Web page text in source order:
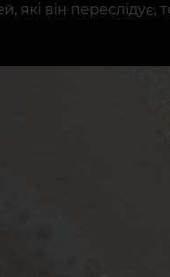
які він